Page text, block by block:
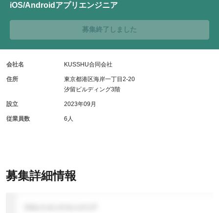
募集詳細情報
iOS/Androidアプリエンジニア
募集終了しました
会社名 KUSSHU合同会社
住所
東京都港区海岸一丁目2-20
汐留ビルディング3階
設立 2023年09月
従業員数 6人